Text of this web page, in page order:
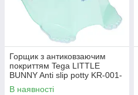
Горщик з антиковзаючим
покриттям Tega LITTLE
BUNNY Anti slip potty KR-001-
105 mint (м'ята)
В наявності